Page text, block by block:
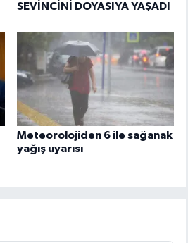
SEVİNCİNİ DOYASIYA YAŞADI
Meteorolojiden 6 ile sağanak
yağış uyarısı